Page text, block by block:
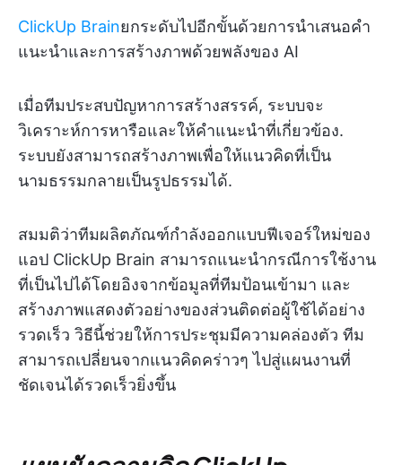
ClickUp Brainยกระดับไปอีกขั้นด้วยการนำเสนอคำ
แนะนำและการสร้างภาพด้วยพลังของ AI
เมื่อทีมประสบปัญหาการสร้างสรรค์, ระบบจะ
วิเคราะห์การหารือและให้คำแนะนำที่เกี่ยวข้อง.
ระบบยังสามารถสร้างภาพเพื่อให้แนวคิดที่เป็น
นามธรรมกลายเป็นรูปธรรมได้.
สมมติว่าทีมผลิตภัณฑ์กำลังออกแบบฟีเจอร์ใหม่ของ
แอป ClickUp Brain สามารถแนะนำกรณีการใช้งาน
ที่เป็นไปได้โดยอิงจากข้อมูลที่ทีมป้อนเข้ามา และ
สร้างภาพแสดงตัวอย่างของส่วนติดต่อผู้ใช้ได้อย่าง
รวดเร็ว วิธีนี้ช่วยให้การประชุมมีความคล่องตัว ทีม
สามารถเปลี่ยนจากแนวคิดคร่าวๆ ไปสู่แผนงานที่
ชัดเจนได้รวดเร็วยิ่งขึ้น